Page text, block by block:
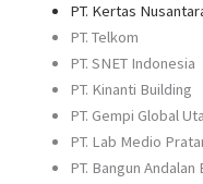
PT. Kertas
PT. Telkom
PT. SNET Indonesia
PT. Kinanti Building
PT. Gempi Global
PT. Lab Medio
PT. Bangun Andalan